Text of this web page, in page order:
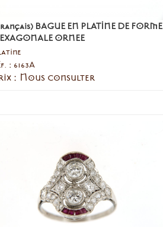
BAGUE EN PLATINE DE FORME
ORNEE
: 6163A
: Nous consulter